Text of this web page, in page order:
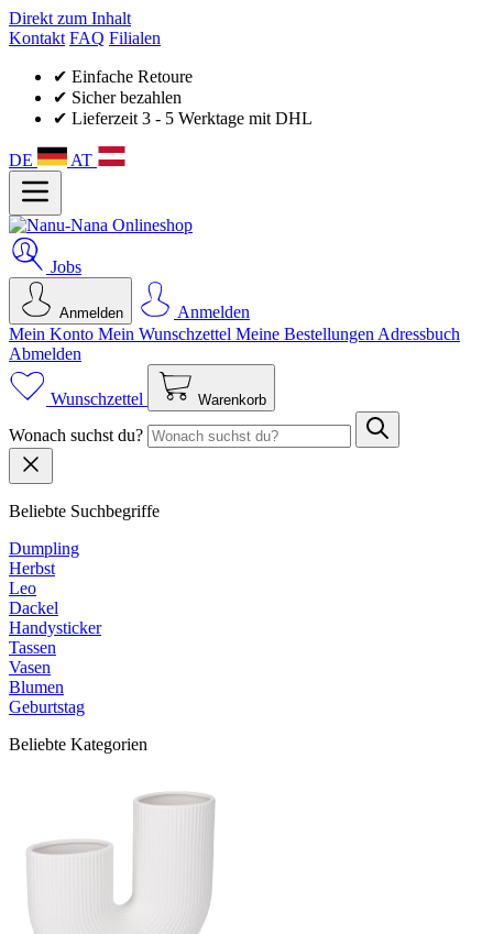
Direkt zum Inhalt
Kontakt FAQ Filialen
✔ Einfache Retoure
✔ Sicher bezahlen
✔ Lieferzeit 3 - 5 Werktage mit DHL
DE AT
Jobs
Anmelden
Anmelden
Mein Konto Mein Wunsch­zettel Meine Bestellungen Adressbuch
Abmelden
Wunschzettel Warenkorb
Wonach suchst du?
Beliebte Suchbegriffe
Dumpling
Herbst
Leo
Dackel
Handysticker
Tassen
Vasen
Blumen
Geburtstag
Beliebte Kategorien